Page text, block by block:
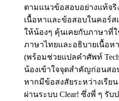
ตามแนวข้อสอบอย่างแท้จริ
เนื้อหาและข้อสอบในคอร์ส
ให้น้องๆ คุ้นเคยกับภาษาที่
ภาษาไทยและอธิบายเนื้อห
(พร้อมช่วยแปลคำศัพท์
น้องเข้าใจจุดสำคัญก่อนสอ
หากมีข้อสงสัยระหว่างเรีย
ผ่านระบบ Clear! ซึ่งพี่ ๆ รั